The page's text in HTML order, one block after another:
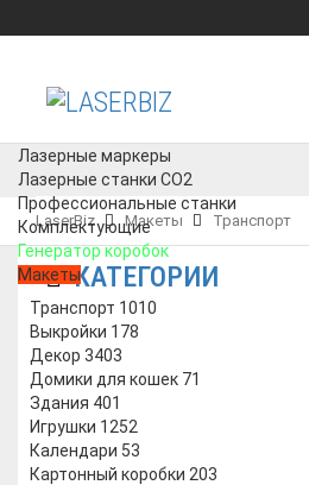
Лазерные маркеры
Лазерные станки CO2
Профессиональные станки
Комплектующие
Генератор коробок
Макеты
LaserBiz Макеты Транспорт
КАТЕГОРИИ
Транспорт 1010
Выкройки 178
Декор 3403
Домики для кошек 71
Здания 401
Игрушки 1252
Календари 53
Картонный коробки 203